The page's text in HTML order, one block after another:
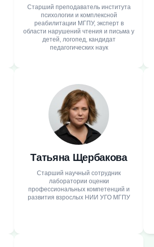
Старший преподаватель института
психологии и комплексной
реабилитации МГПУ, эксперт в
области нарушений чтения и письма у
детей, логопед, кандидат
педагогических наук
Татьяна Щербакова
Cтарший научный сотрудник
лаборатории оценки
профессиональных компетенций и
развития взрослых НИИ УГО МГПУ